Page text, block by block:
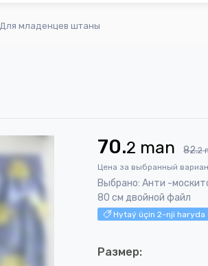
Для младенцев штаны
70.2 man 82.2
Цена за выбранный
Выбрано: Анти -
80 см двойной файл
Hytaý üçin 2-nji haryda
Размер: